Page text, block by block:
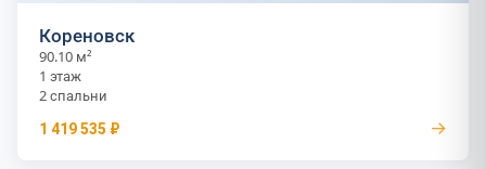
Кореновск
90.10 м²
1 этаж
2 спальни
1 419 535 ₽ →